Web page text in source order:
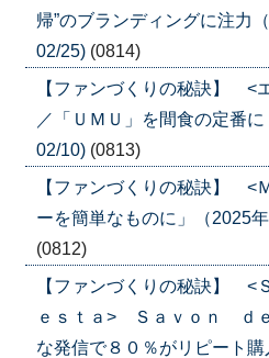
帰”のブランディングに注力
02/25) (0814)
【ファンづくりの秘訣】 <
／「ＵＭＵ」を間食の定番
02/10) (0813)
【ファンづくりの秘訣】 <
ーを簡単なものに」（2025
(0812)
【ファンづくりの秘訣】
ｅｓｔａ> Ｓａｖｏｎ ｄ
な発信で８０％がリピート購